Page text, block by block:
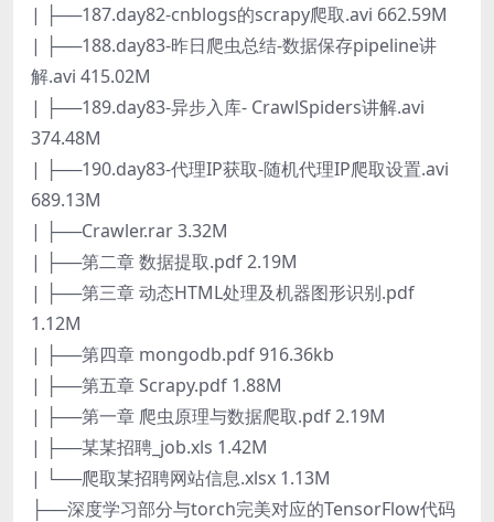
| ├──187.day82-cnblogs的scrapy爬取.avi 662.59M
| ├──188.day83-昨日爬虫总结-数据保存pipeline讲
解.avi 415.02M
| ├──189.day83-异步入库- CrawlSpiders讲解.avi
374.48M
| ├──190.day83-代理IP获取-随机代理IP爬取设置.avi
689.13M
| ├──Crawler.rar 3.32M
| ├──第二章 数据提取.pdf 2.19M
| ├──第三章 动态HTML处理及机器图形识别.pdf
1.12M
| ├──第四章 mongodb.pdf 916.36kb
| ├──第五章 Scrapy.pdf 1.88M
| ├──第一章 爬虫原理与数据爬取.pdf 2.19M
| ├──某某招聘_job.xls 1.42M
| └──爬取某招聘网站信息.xlsx 1.13M
├──深度学习部分与torch完美对应的TensorFlow代码